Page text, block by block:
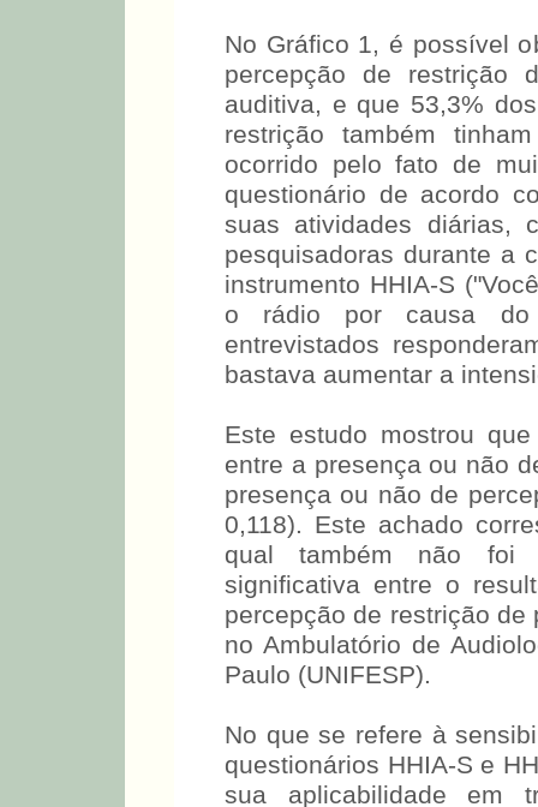
indivíduos com perda
percepção de restrição
perdas maiores.
No Gráfico 1, é possível
percepção de restrição
auditiva, e que 53,3%
restrição também
ocorrido pelo fato de
questionário de acordo
suas atividades diárias,
pesquisadoras durante a
o rádio por causa do
entrevistados
bastava aumentar a
Este estudo mostrou
entre a presença ou não
presença ou não de
0,118). Este achado
qual também não foi
percepção de restrição
no Ambulatório de
Paulo (UNIFESP).